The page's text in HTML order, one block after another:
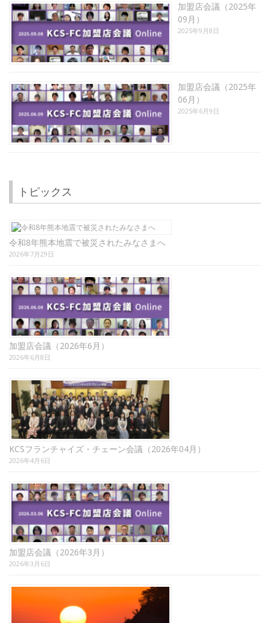
加盟店会議（2025年
09月）
2025年9月8日
加盟店会議（2025年
06月）
2025年6月9日
トピックス
令和8年熊本地震で被災されたみなさまへ
2026年7月29日
加盟店会議（2026年6月）
2026年6月8日
KCSフランチャイズ・チェーン会議（2026年04月）
2026年4月6日
加盟店会議（2026年3月）
2026年3月6日